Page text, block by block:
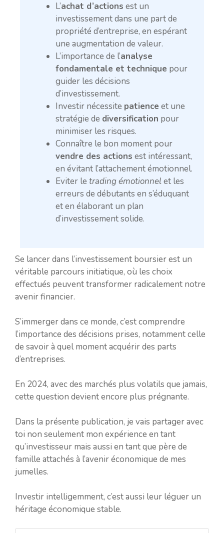
L’achat d’actions est un
investissement dans une part de
propriété d’entreprise, en espérant
une augmentation de valeur.
L’importance de l’analyse
fondamentale et technique pour
guider les décisions
d’investissement.
Investir nécessite patience et une
stratégie de diversification pour
minimiser les risques.
Connaître le bon moment pour
vendre des actions est intéressant,
en évitant l’attachement émotionnel.
Eviter le trading émotionnelet les
erreurs de débutants en s’éduquant
et en élaborant un plan
d’investissement solide.
Se lancer dans l’investissement boursier est un
véritable parcours initiatique, où les choix
effectués peuvent transformer radicalement notre
avenir financier.
S’immerger dans ce monde, c’est comprendre
l’importance des décisions prises, notamment celle
de savoir à quel moment acquérir des parts
d’entreprises.
En 2024, avec des marchés plus volatils que jamais,
cette question devient encore plus prégnante.
Dans la présente publication, je vais partager avec
toi non seulement mon expérience en tant
qu’investisseur mais aussi en tant que père de
famille attachés à l’avenir économique de mes
jumelles.
Investir intelligemment, c’est aussi leur léguer un
héritage économique stable.